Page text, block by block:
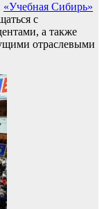
«Учебная Сибирь»
с
а также
отраслевыми